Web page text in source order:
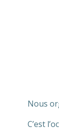
Nous
C’est